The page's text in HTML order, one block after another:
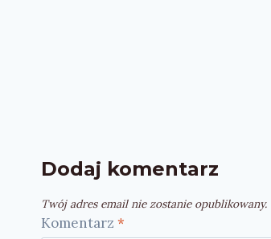
Dodaj komentarz
Twój adres email nie zostanie opublikowany.
Komentarz *